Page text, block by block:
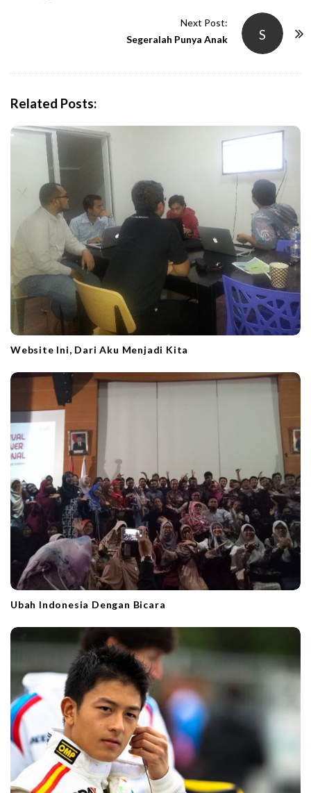
S
Next Post:
Segeralah Punya Anak
Related Posts:
Website Ini, Dari Aku Menjadi Kita
Ubah Indonesia Dengan Bicara